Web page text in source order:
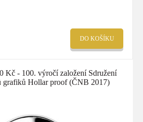
DO KOŠÍKU
Kč - 100. výročí založení Sdružení
grafiků Hollar proof (ČNB 2017)